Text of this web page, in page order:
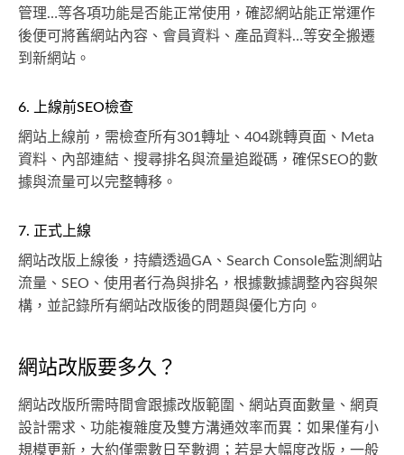
管理…等各項功能是否能正常使用，確認網站能正常運作
後便可將舊網站內容、會員資料、產品資料…等安全搬遷
到新網站。
6. 上線前SEO檢查
網站上線前，需檢查所有301轉址、404跳轉頁面、Meta
資料、內部連結、搜尋排名與流量追蹤碼，確保SEO的數
據與流量可以完整轉移。
7. 正式上線
網站改版上線後，持續透過GA、Search Console監測網站
流量、SEO、使用者行為與排名，根據數據調整內容與架
構，並記錄所有網站改版後的問題與優化方向。
網站改版要多久？
網站改版所需時間會跟據改版範圍、網站頁面數量、網頁
設計需求、功能複雜度及雙方溝通效率而異：如果僅有小
規模更新，大約僅需數日至數週；若是大幅度改版，一般